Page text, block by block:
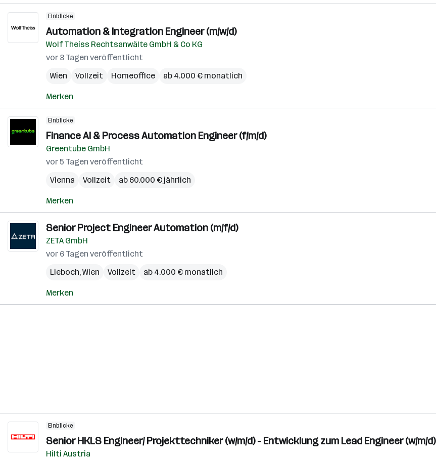
Einblicke
Automation & Integration Engineer (m/w/d)
Wolf Theiss Rechtsanwälte GmbH & Co KG
vor 3 Tagen veröffentlicht
Wien
Vollzeit Homeoffice ab 4.000 € monatlich
Merken
Einblicke
Finance AI & Process Automation Engineer (f/m/d)
Greentube GmbH
vor 5 Tagen veröffentlicht
Vienna
Vollzeit ab 60.000 € jährlich
Merken
Senior Project Engineer Automation (m/f/d)
ZETA GmbH
vor 6 Tagen veröffentlicht
Lieboch,Wien Vollzeit ab 4.000 € monatlich
Merken
Einblicke
Senior HKLS Engineer/ Projekttechniker (w/m/d) - Entwicklung zum Lead Engineer (w/m/d)
Hilti Austria